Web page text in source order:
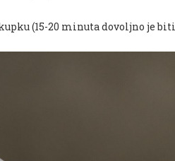
(15-20 minuta dovoljno je